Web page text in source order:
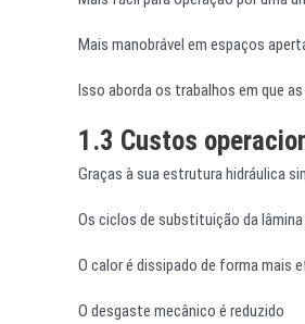
Mais manobrável em espaços
Isso aborda os trabalhos em que
1.3 Custos
Graças à sua estrutura hidráulica
Os ciclos de substituição da
O calor é dissipado de forma mais
O desgaste mecânico é reduzido